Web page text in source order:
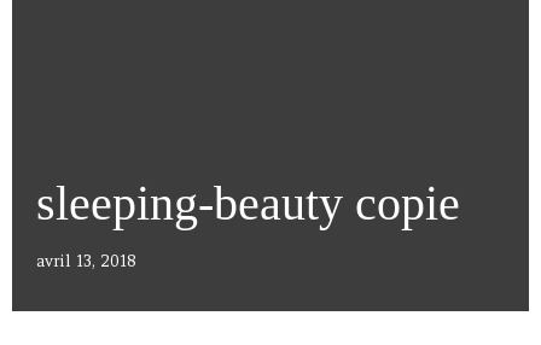
sleeping-beauty copie
avril 13, 2018